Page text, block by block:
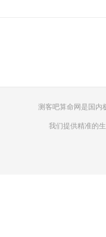
测客吧算命网是国内
我们提供精准的